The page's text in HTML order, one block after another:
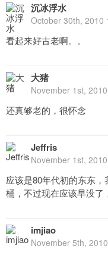
沉冰浮水
October 30th, 2010
看起来好古老啊。。
大猪
November 1st,
还真够老的，很怀念
Jeffris
November 1st,
应该是80年代初的东东
桶，不过现在应该早没了
imjiao
November 5th,